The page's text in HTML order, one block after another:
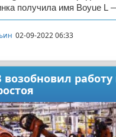
получила имя Boyue L
02-09-2022 06:33
возобновил работу